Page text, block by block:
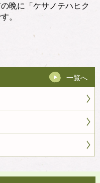
晩に「ケサノテハヒク
。
一覧へ